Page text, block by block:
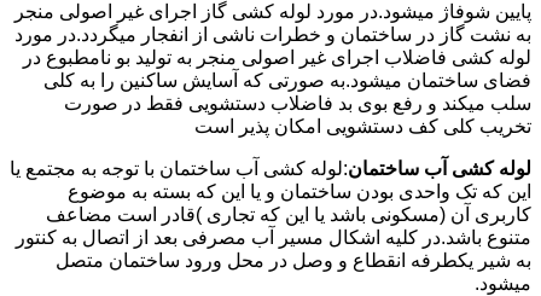
پایین شوفاژ میشود.در مورد لوله کشی گاز اجرای غیر اصولی منجر
به نشت گاز در ساختمان و خطرات ناشی از انفجار میگردد.در مورد
لوله کشی فاضلاب اجرای غیر اصولی منجر به تولید بو نامطبوع در
فضای ساختمان میشود.به صورتی که آسایش ساکنین را به کلی
سلب میکند و رفع بوی بد فاضلاب دستشویی فقط در صورت
تخریب کلی کف دستشویی امکان پذیر است
لوله کشی آب ساختمان:لوله کشی آب ساختمان با توجه به مجتمع یا
این که تک واحدی بودن ساختمان و یا این که بسته به موضوع
کاربری آن (مسکونی باشد یا این که تجاری )قادر است مضاعف
متنوع باشد.در کلیه اشکال مسیر آب مصرفی بعد از اتصال به کنتور
به شیر یکطرفه انقطاع و وصل در محل ورود ساختمان متصل
میشود.